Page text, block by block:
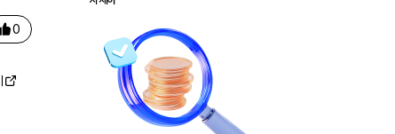
0